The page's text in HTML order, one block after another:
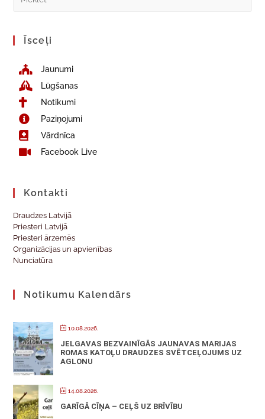
Īsceļi
Jaunumi
Lūgšanas
Notikumi
Paziņojumi
Vārdnīca
Facebook Live
Kontakti
Draudzes Latvijā
Priesteri Latvijā
Priesteri ārzemēs
Organizācijas un apvienības
Nunciatūra
Notikumu Kalendārs
10.08.2026.
JELGAVAS BEZVAINĪGĀS JAUNAVAS MARIJAS
ROMAS KATOĻU DRAUDZES SVĒTCEĻOJUMS UZ
AGLONU
14.08.2026.
GARĪGĀ CĪŅA – CEĻŠ UZ BRĪVĪBU